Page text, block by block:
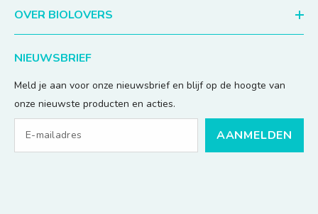
OVER BIOLOVERS
NIEUWSBRIEF
Meld je aan voor onze nieuwsbrief en blijf op de hoogte van
onze nieuwste producten en acties.
AANMELDEN